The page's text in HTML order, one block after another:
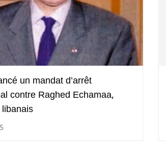
un mandat d’arrêt
contre Raghed Echamaa,